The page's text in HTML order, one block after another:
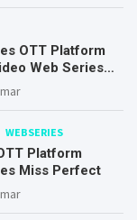
OTT Platform
Web Series
WEBSERIES
Platform
Miss Perfect